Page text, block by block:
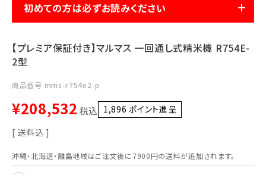
info@agriz.net
FAXでのご注文
初めての方は必ずお読みください
【プレミア保証付き】マルマス 一回通し式精米機 R754E-
2型
商品番号 mms-r754e2-p
¥208,532 税込 1,896 ポイント進呈 ]
送料込
沖縄・北海道・離島地域はご注文後に7900円の送料が追加されます。